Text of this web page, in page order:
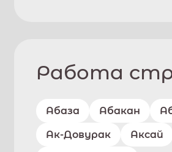
Работа
Абаза Абакан
Ак-Довурак Аксай